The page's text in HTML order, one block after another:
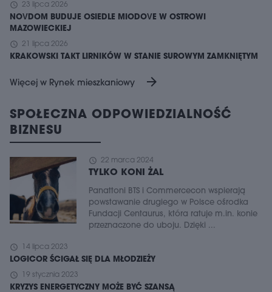
schedule 23 lipca 2026
NOVDOM BUDUJE OSIEDLE MIODOVE W OSTROWI
MAZOWIECKIEJ
schedule 21 lipca 2026
KRAKOWSKI TAKT LIRNIKÓW W STANIE SUROWYM ZAMKNIĘTYM
Więcej w Rynek mieszkaniowy arrow_forward
SPOŁECZNA ODPOWIEDZIALNOŚĆ
BIZNESU
schedule 22 marca 2024
TYLKO KONI ŻAL
Panattoni BTS i Commercecon wspierają
powstawanie drugiego w Polsce ośrodka
Fundacji Centaurus, która ratuje m.in. konie
przeznaczone do uboju. Dzięki ...
schedule 14 lipca 2023
LOGICOR ŚCIGAŁ SIĘ DLA MŁODZIEŻY
schedule 19 stycznia 2023
KRYZYS ENERGETYCZNY MOŻE BYĆ SZANSĄ